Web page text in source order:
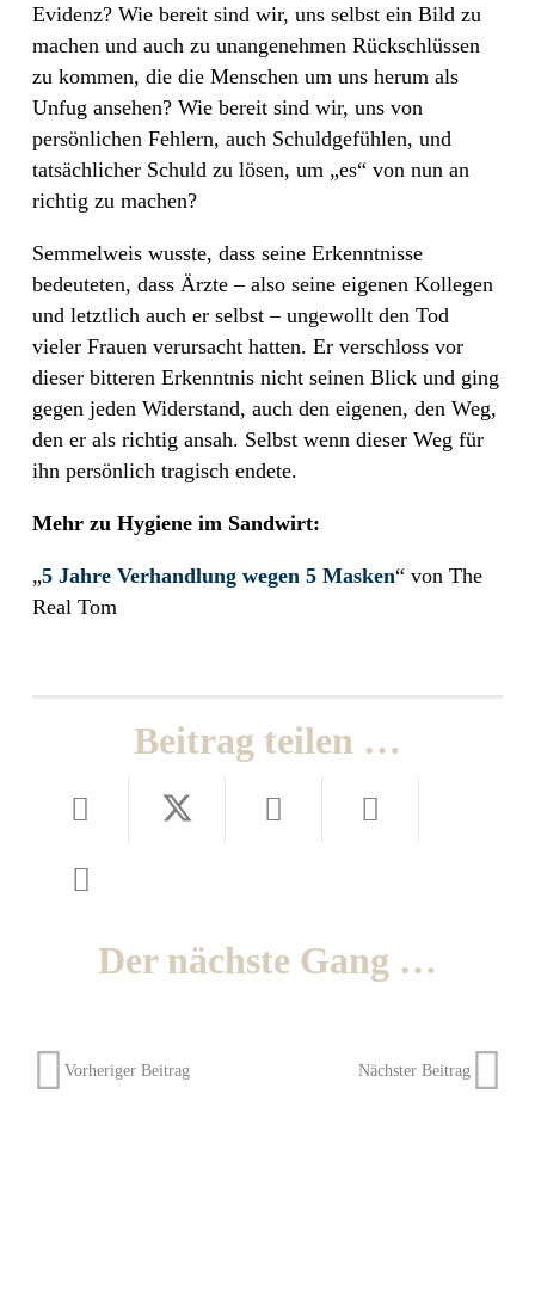
Evidenz? Wie bereit sind wir, uns selbst ein Bild zu
machen und auch zu unangenehmen Rückschlüssen
zu kommen, die die Menschen um uns herum als
Unfug ansehen? Wie bereit sind wir, uns von
persönlichen Fehlern, auch Schuldgefühlen, und
tatsächlicher Schuld zu lösen, um „es“ von nun an
richtig zu machen?
Semmelweis wusste, dass seine Erkenntnisse
bedeuteten, dass Ärzte – also seine eigenen Kollegen
und letztlich auch er selbst – ungewollt den Tod
vieler Frauen verursacht hatten. Er verschloss vor
dieser bitteren Erkenntnis nicht seinen Blick und ging
gegen jeden Widerstand, auch den eigenen, den Weg,
den er als richtig ansah. Selbst wenn dieser Weg für
ihn persönlich tragisch endete.
Mehr zu Hygiene im Sandwirt:
„5 Jahre Verhandlung wegen 5 Masken“ von The
Real Tom
Beitrag teilen …
Der nächste Gang …
Vorheriger Beitrag Nächster Beitrag